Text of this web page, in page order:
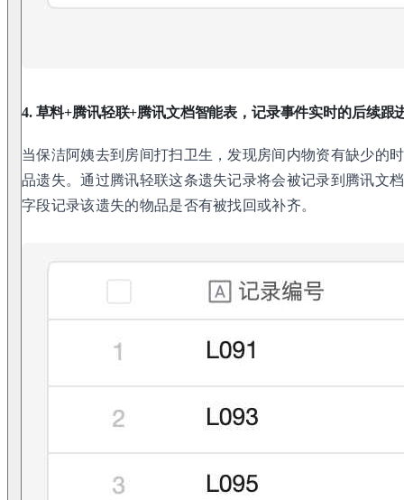
4. 草料+腾讯轻联+腾讯文档智能表，记录事件实时的后续跟
当保洁阿姨去到房间打扫卫生，发现房间内物资有缺少的
品遗失。通过腾讯轻联这条遗失记录将会被记录到腾讯文
字段记录该遗失的物品是否有被找回或补齐。